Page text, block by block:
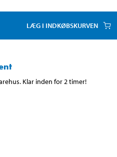
LÆG I INDKØBSKURVEN
Klar inden for 2 timer!